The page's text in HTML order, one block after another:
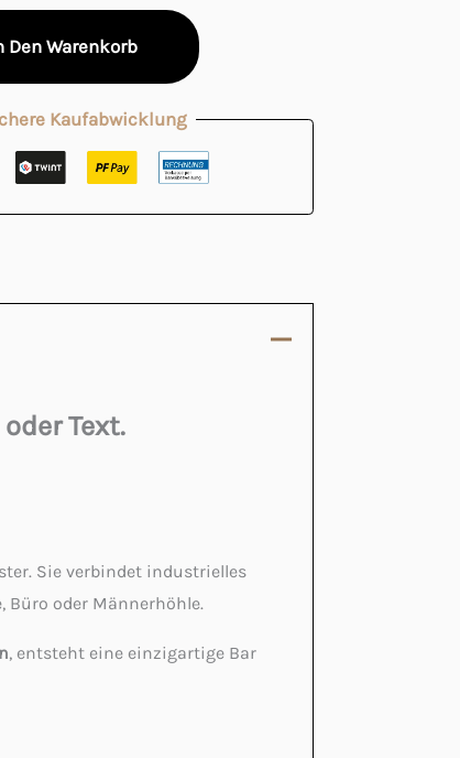
Den Warenkorb
Kaufabwicklung
Text.
Sie verbindet industrielles
oder Männerhöhle.
, entsteht eine einzigartige Bar